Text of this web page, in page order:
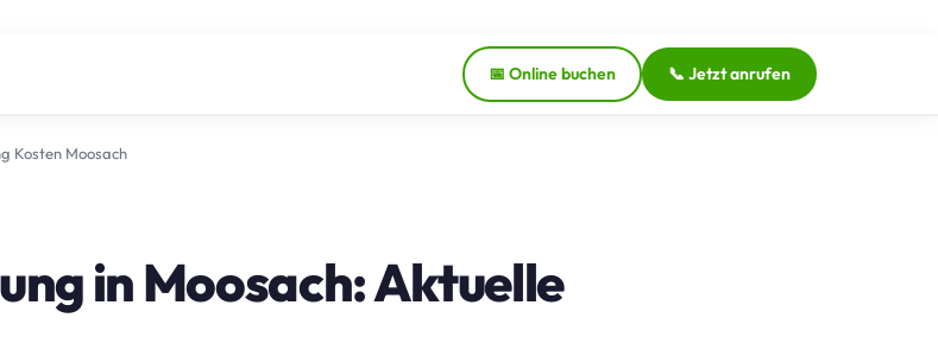
📅 Online buchen 📞 Jetzt anrufen
Kosten Moosach
in Moosach: Aktuelle